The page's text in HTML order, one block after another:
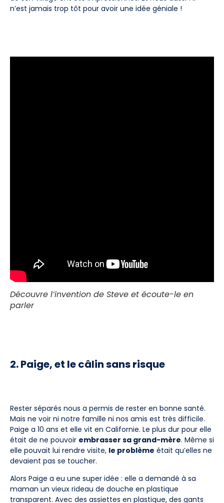
n’est jamais trop tôt pour avoir une idée géniale !
Découvre l’invention de Steve et écoute-le en
parler
2. Paige, et le câlin sans risque
Rester séparés nous a permis de rester en bonne santé.
Mais ne voir ni notre famille ni nos amis est très difficile.
Paige a 10 ans et elle vit en Californie. Le plus dur pour elle
était de ne pouvoir embrasser sa grand-mère. Même si
elle pouvait lui rendre visite, le problème était qu’elles ne
devaient pas se toucher.
Alors Paige a eu une super idée : elle a demandé à sa
maman un vieux rideau de douche en plastique
transparent. Avec des assiettes en plastique, des gants